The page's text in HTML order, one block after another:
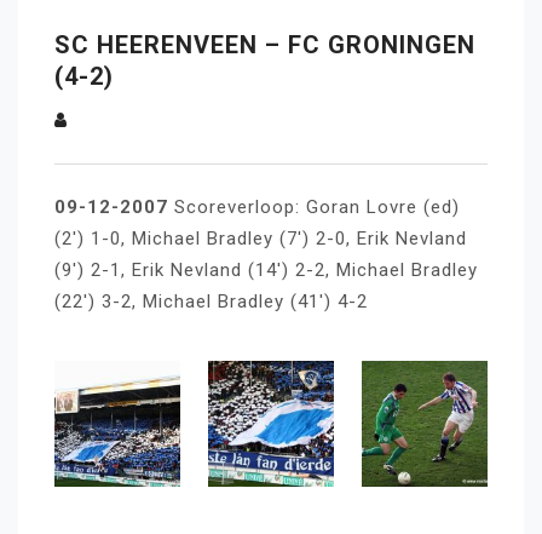
SC HEERENVEEN – FC GRONINGEN
(4-2)
09-12-2007 Scoreverloop: Goran Lovre (ed)
(2′) 1-0, Michael Bradley (7′) 2-0, Erik Nevland
(9′) 2-1, Erik Nevland (14′) 2-2, Michael Bradley
(22′) 3-2, Michael Bradley (41′) 4-2